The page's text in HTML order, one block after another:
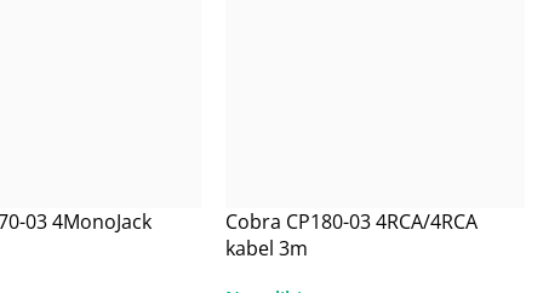
03 4MonoJack
Cobra CP180-03 4RCA/4RCA
kabel 3m